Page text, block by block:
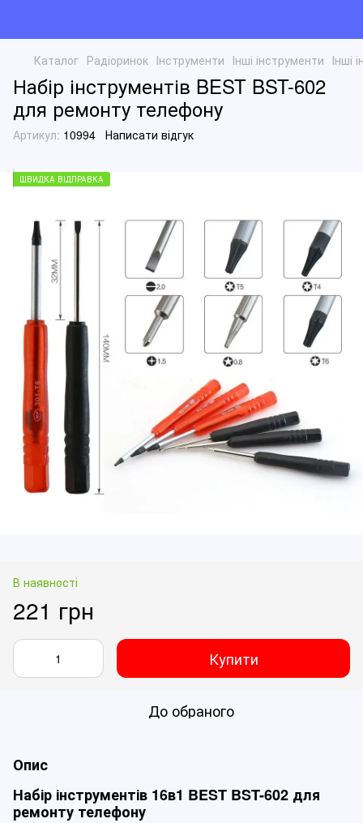
Каталог Радіоринок Інструменти Інші інструменти Інші
Набір інструментів BEST BST-602
для ремонту телефону
Артикул: 10994 Написати відгук
ШВИДКА ВІДПРАВКА
В наявності
221 грн
Купити
До обраного
Опис
Набір інструментів 16в1 BEST BST-602 для
ремонту телефону